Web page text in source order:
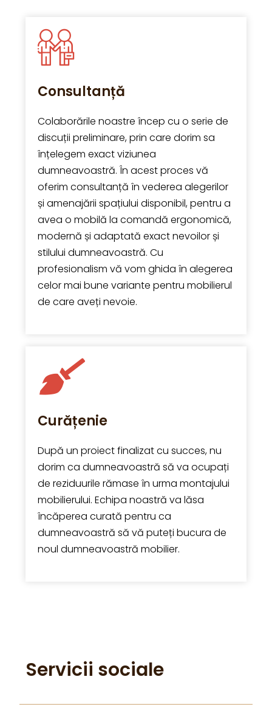
Consultanță
Colaborările noastre încep cu o serie de
discuții preliminare, prin care dorim sa
înțelegem exact viziunea
dumneavoastră. În acest proces vă
oferim consultanță în vederea alegerilor
și amenajării spațiului disponibil, pentru a
avea o mobilă la comandă ergonomică,
modernă și adaptată exact nevoilor și
stilului dumneavoastră. Cu
profesionalism vă vom ghida în alegerea
celor mai bune variante pentru mobilierul
de care aveți nevoie.
Curățenie
După un proiect finalizat cu succes, nu
dorim ca dumneavoastră să va ocupați
de reziduurile rămase în urma montajului
mobilierului. Echipa noastră va lăsa
încăperea curată pentru ca
dumneavoastră să vă puteți bucura de
noul dumneavoastră mobilier.
Servicii sociale